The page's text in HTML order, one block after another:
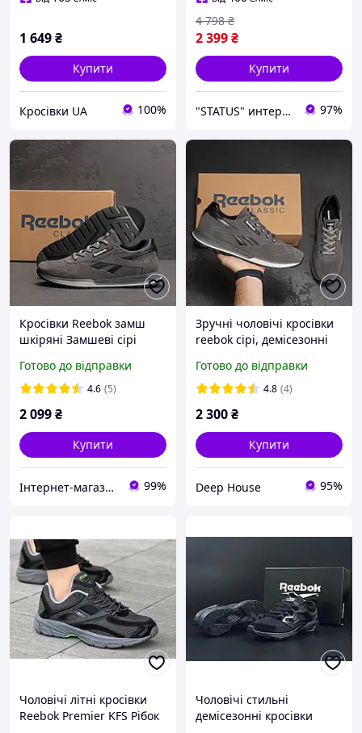
1 649₴
Купити
Кросівки UA 100%
2 399₴
4 798 ₴
Купити
"STATUS" интернет магазин мужской и женской обуви 97%
Кросівки Reebok замш
шкіряні Замшеві сірі
осінь
Готово до відправки
4.6 (5)
2 099₴
Купити
Інтернет-магазин Real-Market 99%
Зручні чоловічі кросівки
reebok сірі, демісезонні
кроссовки рибок
Готово до відправки
4.8 (4)
2 300₴
Купити
Deep House 95%
Чоловічі літні кросівки
Reebok Premier KFS Рібок
Чоловічі стильні
демісезонні кросівки